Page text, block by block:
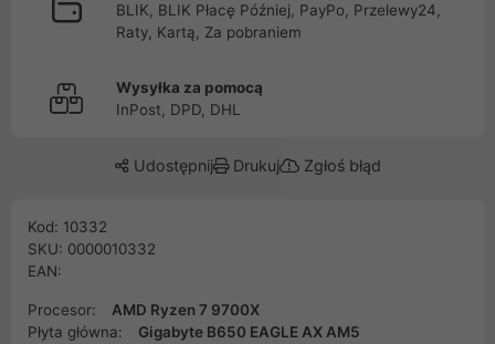
BLIK, BLIK Płacę Później, PayPo, Przelewy24,
Raty, Kartą, Za pobraniem
Wysyłka za pomocą
InPost, DPD, DHL
Udostępnij Drukuj Zgłoś błąd
Kod: 10332
SKU: 0000010332
EAN:
Procesor:
AMD Ryzen 7 9700X
Płyta główna:
Gigabyte B650 EAGLE AX AM5